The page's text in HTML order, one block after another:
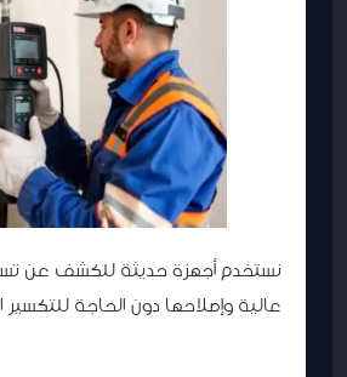
نستخدم أجهزة حديثة للكشف عن
عالية وإصلاحها دون الحاجة للتكسير